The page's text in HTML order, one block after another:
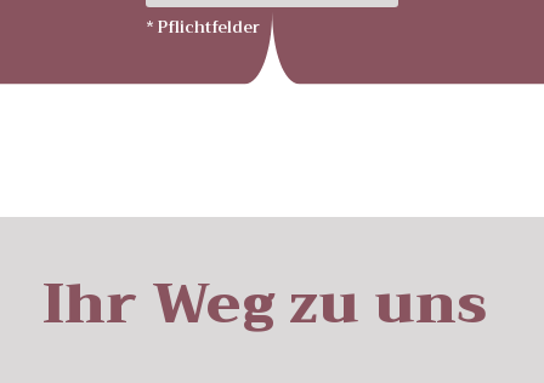
* Pflichtfelder
Ihr Weg zu uns